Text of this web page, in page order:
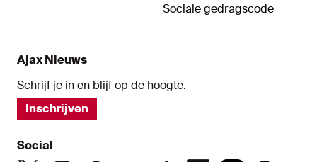
Sociale gedragscode
Ajax Nieuws
Schrijf je in en blijf op de hoogte.
Inschrijven
Social